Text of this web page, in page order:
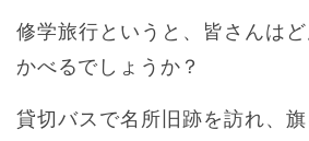
修学旅行というと、皆さんは
かべるでしょうか？
貸切バスで名所旧跡を訪れ、